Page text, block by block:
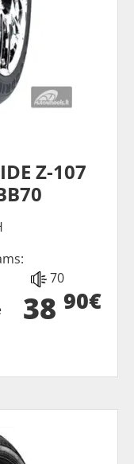
Z-107
70
38 90€